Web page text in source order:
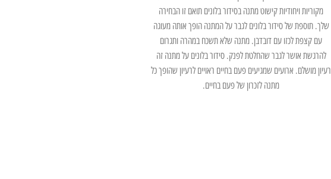
מקוריות ויחודיות קישוט מתנה בסידור בלונים תואם זו הבחירה
שלך. תוספת של סידור בלונים לגבר על המתנה הופך אותה מעוגה
עם קצפת לכזו עם דובדבן. מתנה שלא תשכח במהרה ותגרום
להרגשת אושר לגבר שהחלטת לפנק. סידור בלונים על מתנה זה
רעיון מושלם. ארועים שמגיעים פעם בחיים ראויים לרעיון שהופך כל
מתנה לזכרון של פעם בחיים.